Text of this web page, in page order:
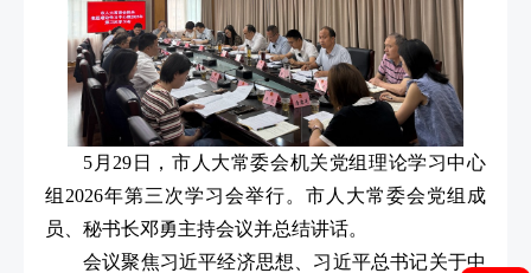
5月29日，市人大常委会机关党组理论学习中心
组2026年第三次学习会举行。市人大常委会党组成
员、秘书长邓勇主持会议并总结讲话。
会议聚焦习近平经济思想、习近平总书记关于中